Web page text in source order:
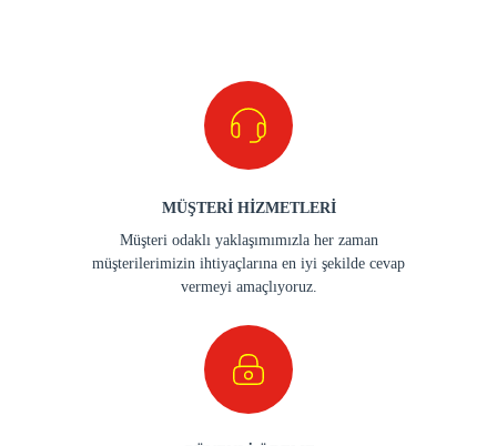
MÜŞTERİ HİZMETLERİ
Müşteri odaklı yaklaşımımızla her zaman
müşterilerimizin ihtiyaçlarına en iyi şekilde cevap
vermeyi amaçlıyoruz.